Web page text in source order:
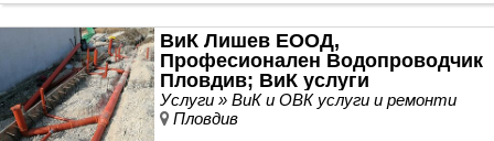
ВиК Лишев ЕООД,
Професионален Водопроводчик
Пловдив; ВиК услуги
Услуги » ВиК и ОВК услуги и ремонти
Пловдив